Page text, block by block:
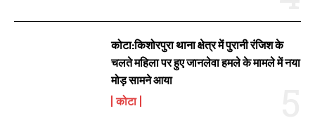
कोटा:किशोरपुरा थाना क्षेत्र में पुरानी रंजिश के
चलते महिला पर हुए जानलेवा हमले के मामले में नया
मोड़ सामने आया
कोटा